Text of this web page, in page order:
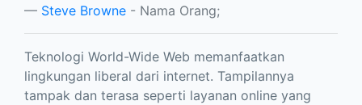
Steve Browne - Nama Orang;
Teknologi World-Wide Web memanfaatkan
lingkungan liberal dari internet. Tampilannya
tampak dan terasa seperti layanan online yang